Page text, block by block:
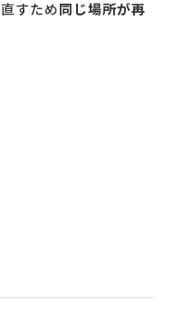
すため同じ場所が再